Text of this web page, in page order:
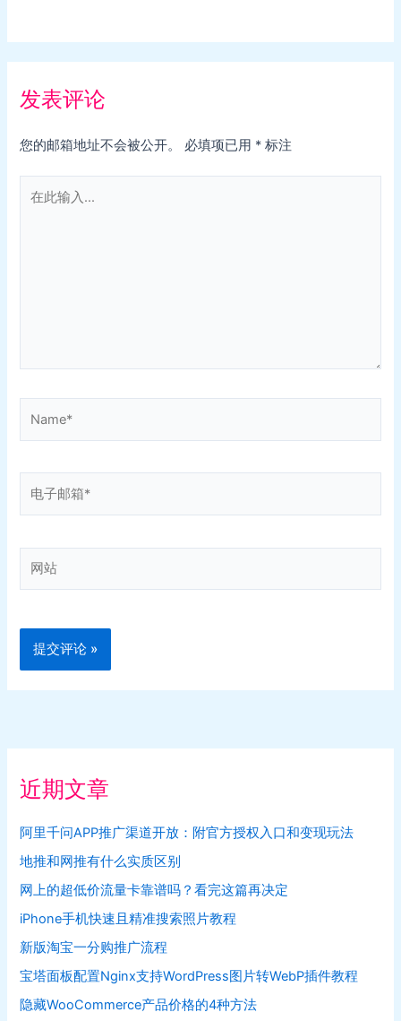
发表评论
您的邮箱地址不会被公开。 必填项已用 * 标注
箱
站
近期文章
阿里千问APP推广渠道开放：附官方授权入口和变现玩法
地推和网推有什么实质区别
网上的超低价流量卡靠谱吗？看完这篇再决定
iPhone手机快速且精准搜索照片教程
新版淘宝一分购推广流程
宝塔面板配置Nginx支持WordPress图片转WebP插件教程
隐藏WooCommerce产品价格的4种方法